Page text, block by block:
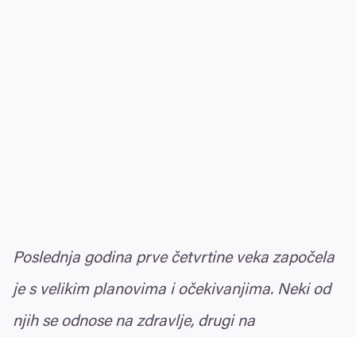
Poslednja godina prve četvrtine veka započela
je s velikim planovima i očekivanjima. Neki od
njih se odnose na zdravlje, drugi na